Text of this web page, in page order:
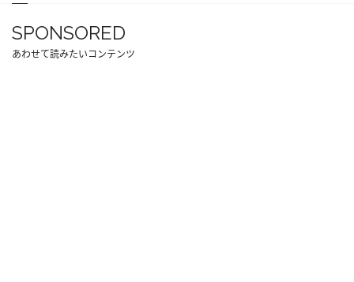
SPONSORED
あわせて読みたいコンテンツ